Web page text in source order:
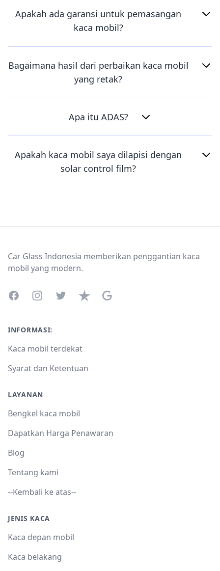
Apakah ada garansi untuk pemasangan
kaca mobil?
Bagaimana hasil dari perbaikan kaca mobil
yang retak?
Apa itu ADAS?
Apakah kaca mobil saya dilapisi dengan
solar control film?
Car Glass Indonesia memberikan penggantian kaca
mobil yang modern.
FacebookInstagramTwitterTrustpilotGoogle Business Profile
INFORMASI:
Kaca mobil terdekat
Syarat dan Ketentuan
LAYANAN
Bengkel kaca mobil
Dapatkan Harga Penawaran
Blog
Tentang kami
--Kembali ke atas--
JENIS KACA
Kaca depan mobil
Kaca belakang